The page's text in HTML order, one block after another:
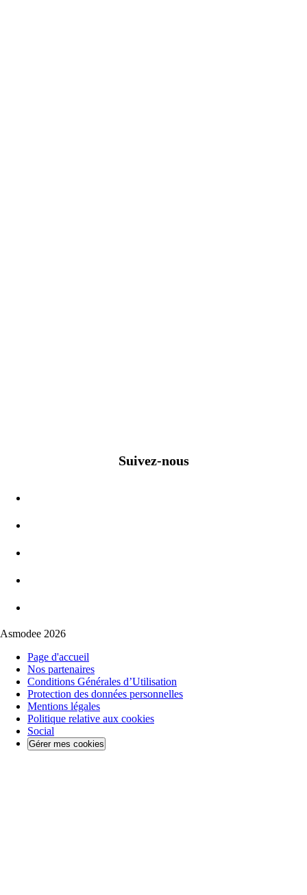
Suivez-nous
Asmodee 2026
Page d'accueil
Nos partenaires
Conditions Générales d’Utilisation
Protection des données personnelles
Mentions légales
Politique relative aux cookies
Social
Gérer mes cookies